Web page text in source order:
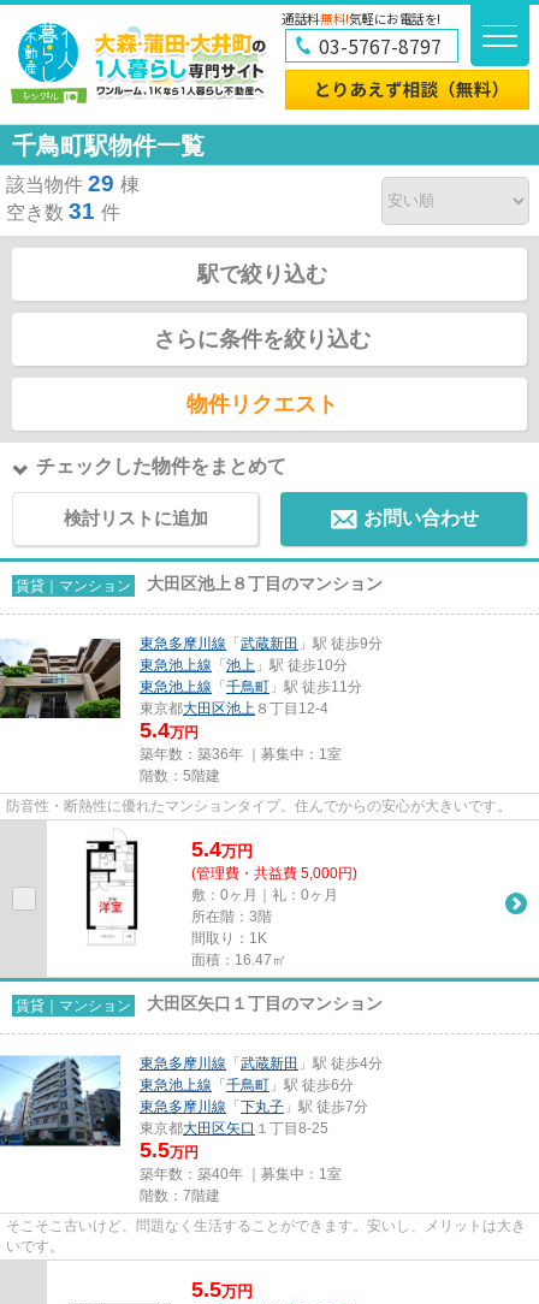
通話料無料!気軽にお電話を!
03-5767-8797
千鳥町駅物件一覧
該当物件 29 棟
空き数 31 件
駅で絞り込む
さらに条件を絞り込む
物件リクエスト
チェックした物件をまとめて
検討リストに追加 お問い合わせ
賃貸｜マンション 大田区池上８丁目のマンション
東急多摩川線 「 武蔵新田 」駅 徒歩9分
東急池上線 「 池上 」駅 徒歩10分
東急池上線 「 千鳥町 」駅 徒歩11分
東京都大田区池上 ８丁目12-4
5.4万円
築年数：築36年 ｜募集中： 1室
階数：5階建
防音性・断熱性に優れたマンションタイプ。住んでからの安心が大きいです。
5.4万円
(管理費・共益費 5,000円)
敷：0ヶ月｜礼：0ヶ月
所在階：3階
間取り：1K
面積：16.47㎡
賃貸｜マンション 大田区矢口１丁目のマンション
東急多摩川線 「 武蔵新田 」駅 徒歩4分
東急池上線 「 千鳥町 」駅 徒歩6分
東急多摩川線 「 下丸子 」駅 徒歩7分
東京都大田区矢口 １丁目8-25
5.5万円
築年数：築40年 ｜募集中： 1室
階数：7階建
そこそこ古いけど、問題なく生活することができます。安いし、メリットは大き
いです。
5.5万円